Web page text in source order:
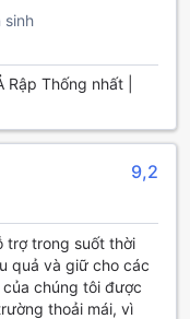
Các Tiểu Vương
tiện ích vận
cấp dịch vụ đưa
Apartments
có thể khám
thú vị.
và bãi đậu xe,
tìm chỗ đậu xe.
Apartments cung
dàng di chuyển
sinh
Thống nhất |
9,2
trợ trong suốt thời
quả và giữ cho các
chúng tôi được
thoải mái, vì